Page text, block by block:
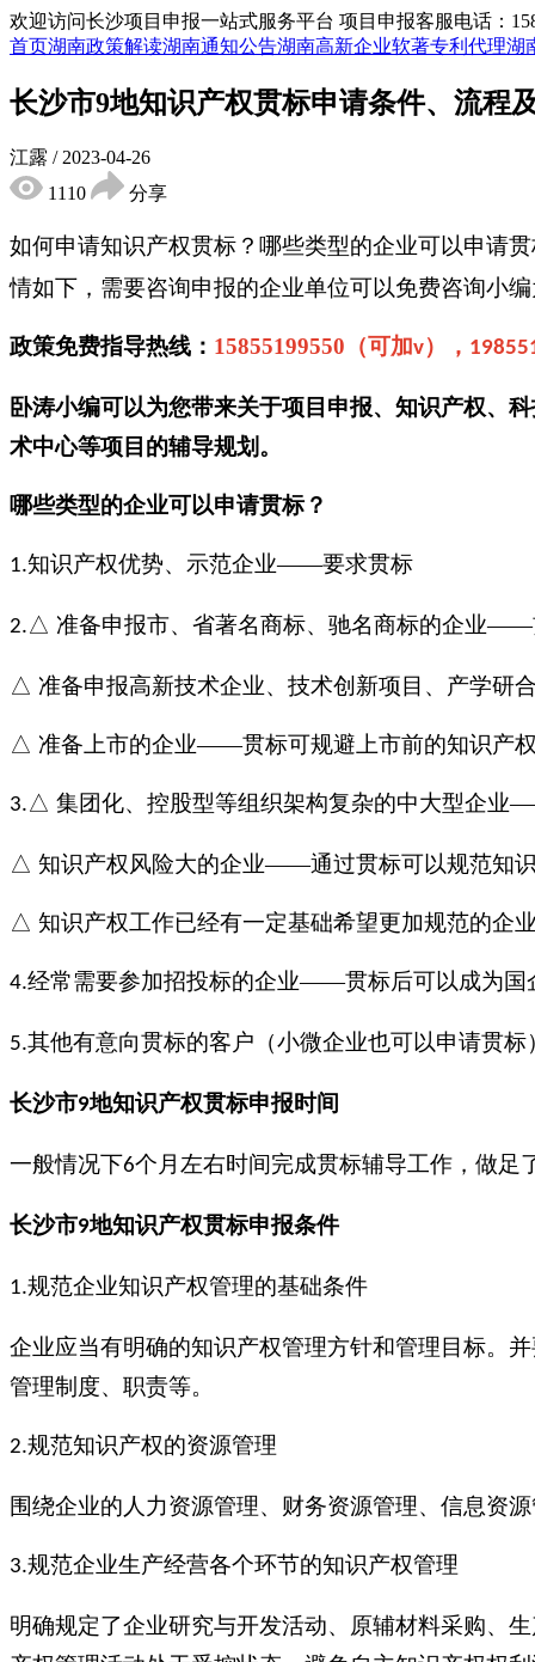
欢迎访问长沙项目申报一站式服务平台 项目申报客服电话：
首页湖南政策解读湖南通知公告湖南高新企业软著专利代理湖
长沙市9地知识产权贯标申请条件、流程
江露 / 2023-04-26
1110
分享
如何申请知识产权贯标？哪些类型的企业可以申请
情如下， 需要咨询申报的企业单位可以免费咨询小
政策免费指导热线： 15855199550 （可加v），
卧涛小编可以为您带来关于项目申报、知识产权、
术中心等项目的辅导规划。
哪些类型的企业可以申请贯标？
1.知识产权优势、示范企业——要求贯标
2. △ 准备申报市、省著名商标、驰名商标的企业——
△ 准备申报高新技术企业、技术创新项目、产学
△ 准备上市的企业——贯标可规避上市前的知识产
3. △ 集团化、控股型等组织架构复杂的中大型企业
△ 知识产权风险大的企业——通过贯标可以规范知
△ 知识产权工作已经有一定基础希望更加规范的
4.经常需要参加招投标的企业——贯标后可以成为国
5.其他有意向贯标的客户（小微企业也可以申请贯标
长沙市9地知识产权贯标申报时间
一般情况下6个月左右时间完成贯标辅导工作，做足
长沙市9地知识产权贯标申报条件
1.规范企业知识产权管理的基础条件
企业应当有明确的知识产权管理方针和管理目标。
管理制度、职责等。
2.规范知识产权的资源管理
围绕企业的人力资源管理、财务资源管理、信息资
3.规范企业生产经营各个环节的知识产权管理
明确规定了企业研究与开发活动、原辅材料采购、